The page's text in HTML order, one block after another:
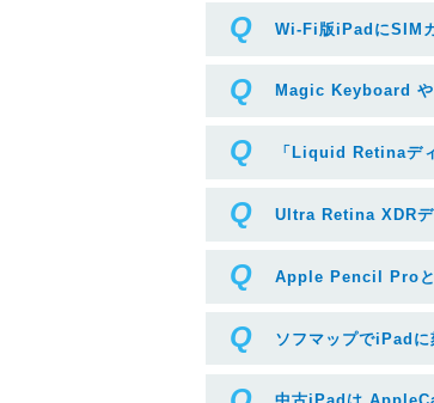
Wi-Fi版iPadにSIM
Magic Keyboard や
「Liquid Retinaデ
Ultra Retina XDRデ
Apple Pencil Pro
ソフマップでiPadに